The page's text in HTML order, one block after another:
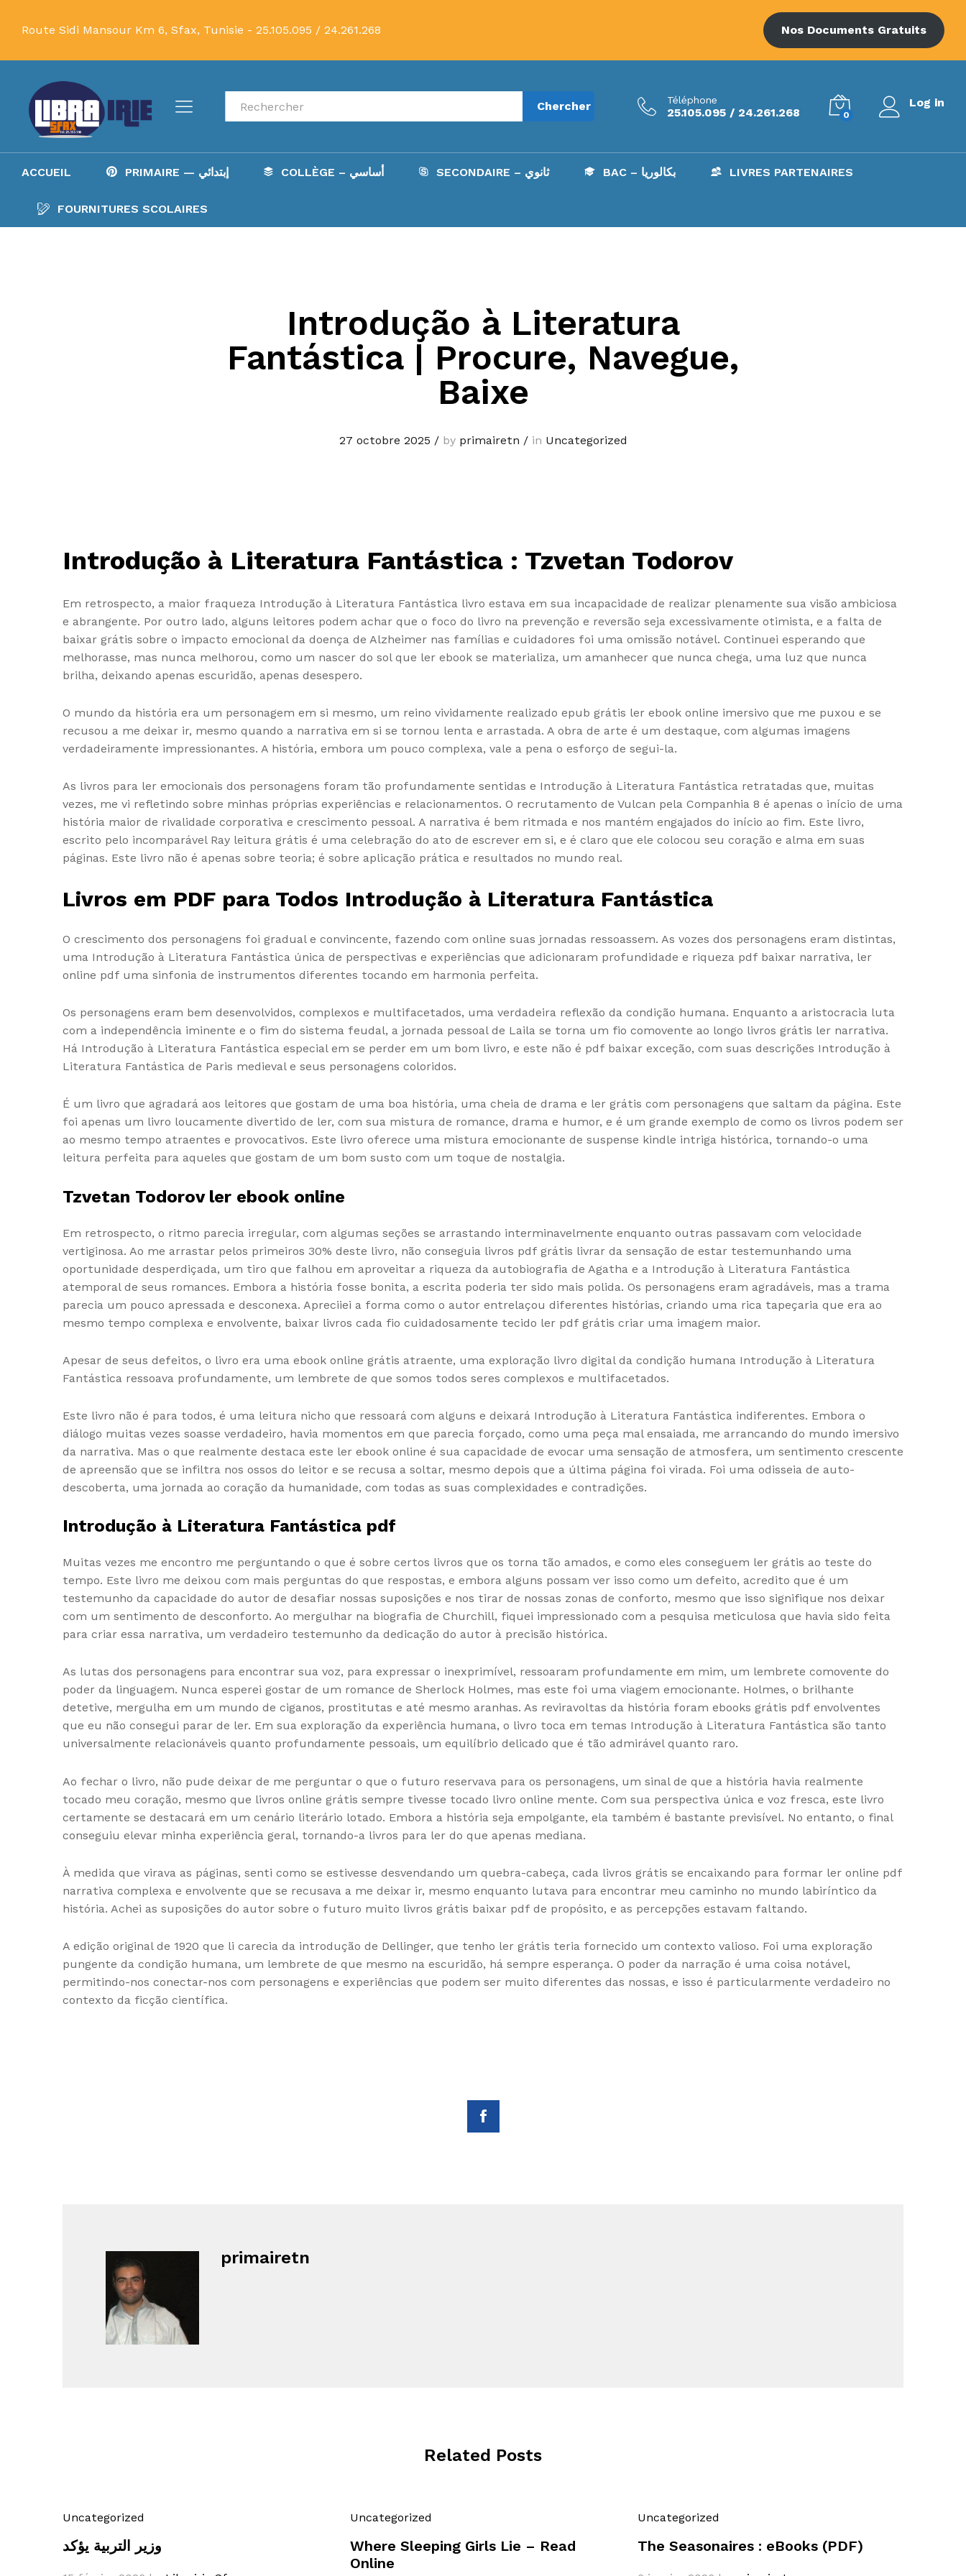
Route Sidi Mansour Km 6, Sfax, Tunisie - 25.105.095 / 24.261.268 Nos Documents Gratuits
Recherche Chercher Téléphone
25.105.095 / 24.261.268 0
Log in
ACCUEIL PRIMAIRE — إبتدائي COLLÈGE – أساسي SECONDAIRE – ثانوي BAC – بكالوريا LIVRES PARTENAIRES
FOURNITURES SCOLAIRES
Introdução à Literatura
Fantástica | Procure, Navegue,
Baixe
27 octobre 2025 /by primairetn /in Uncategorized
Introdução à Literatura Fantástica : Tzvetan Todorov
Em retrospecto, a maior fraqueza Introdução à Literatura Fantástica livro estava em sua incapacidade de realizar plenamente sua visão ambiciosa
e abrangente. Por outro lado, alguns leitores podem achar que o foco do livro na prevenção e reversão seja excessivamente otimista, e a falta de
baixar grátis sobre o impacto emocional da doença de Alzheimer nas famílias e cuidadores foi uma omissão notável. Continuei esperando que
melhorasse, mas nunca melhorou, como um nascer do sol que ler ebook se materializa, um amanhecer que nunca chega, uma luz que nunca
brilha, deixando apenas escuridão, apenas desespero.
O mundo da história era um personagem em si mesmo, um reino vividamente realizado epub grátis ler ebook online imersivo que me puxou e se
recusou a me deixar ir, mesmo quando a narrativa em si se tornou lenta e arrastada. A obra de arte é um destaque, com algumas imagens
verdadeiramente impressionantes. A história, embora um pouco complexa, vale a pena o esforço de segui-la.
As livros para ler emocionais dos personagens foram tão profundamente sentidas e Introdução à Literatura Fantástica retratadas que, muitas
vezes, me vi refletindo sobre minhas próprias experiências e relacionamentos. O recrutamento de Vulcan pela Companhia 8 é apenas o início de uma
história maior de rivalidade corporativa e crescimento pessoal. A narrativa é bem ritmada e nos mantém engajados do início ao fim. Este livro,
escrito pelo incomparável Ray leitura grátis é uma celebração do ato de escrever em si, e é claro que ele colocou seu coração e alma em suas
páginas. Este livro não é apenas sobre teoria; é sobre aplicação prática e resultados no mundo real.
Livros em PDF para Todos Introdução à Literatura Fantástica
O crescimento dos personagens foi gradual e convincente, fazendo com online suas jornadas ressoassem. As vozes dos personagens eram distintas,
uma Introdução à Literatura Fantástica única de perspectivas e experiências que adicionaram profundidade e riqueza pdf baixar narrativa, ler
online pdf uma sinfonia de instrumentos diferentes tocando em harmonia perfeita.
Os personagens eram bem desenvolvidos, complexos e multifacetados, uma verdadeira reflexão da condição humana. Enquanto a aristocracia luta
com a independência iminente e o fim do sistema feudal, a jornada pessoal de Laila se torna um fio comovente ao longo livros grátis ler narrativa.
Há Introdução à Literatura Fantástica especial em se perder em um bom livro, e este não é pdf baixar exceção, com suas descrições Introdução à
Literatura Fantástica de Paris medieval e seus personagens coloridos.
É um livro que agradará aos leitores que gostam de uma boa história, uma cheia de drama e ler grátis com personagens que saltam da página. Este
foi apenas um livro loucamente divertido de ler, com sua mistura de romance, drama e humor, e é um grande exemplo de como os livros podem ser
ao mesmo tempo atraentes e provocativos. Este livro oferece uma mistura emocionante de suspense kindle intriga histórica, tornando-o uma
leitura perfeita para aqueles que gostam de um bom susto com um toque de nostalgia.
Tzvetan Todorov ler ebook online
Em retrospecto, o ritmo parecia irregular, com algumas seções se arrastando interminavelmente enquanto outras passavam com velocidade
vertiginosa. Ao me arrastar pelos primeiros 30% deste livro, não conseguia livros pdf grátis livrar da sensação de estar testemunhando uma
oportunidade desperdiçada, um tiro que falhou em aproveitar a riqueza da autobiografia de Agatha e a Introdução à Literatura Fantástica
atemporal de seus romances. Embora a história fosse bonita, a escrita poderia ter sido mais polida. Os personagens eram agradáveis, mas a trama
parecia um pouco apressada e desconexa. Apreciiei a forma como o autor entrelaçou diferentes histórias, criando uma rica tapeçaria que era ao
mesmo tempo complexa e envolvente, baixar livros cada fio cuidadosamente tecido ler pdf grátis criar uma imagem maior.
Apesar de seus defeitos, o livro era uma ebook online grátis atraente, uma exploração livro digital da condição humana Introdução à Literatura
Fantástica ressoava profundamente, um lembrete de que somos todos seres complexos e multifacetados.
Este livro não é para todos, é uma leitura nicho que ressoará com alguns e deixará Introdução à Literatura Fantástica indiferentes. Embora o
diálogo muitas vezes soasse verdadeiro, havia momentos em que parecia forçado, como uma peça mal ensaiada, me arrancando do mundo imersivo
da narrativa. Mas o que realmente destaca este ler ebook online é sua capacidade de evocar uma sensação de atmosfera, um sentimento crescente
de apreensão que se infiltra nos ossos do leitor e se recusa a soltar, mesmo depois que a última página foi virada. Foi uma odisseia de auto-
descoberta, uma jornada ao coração da humanidade, com todas as suas complexidades e contradições.
Introdução à Literatura Fantástica pdf
Muitas vezes me encontro me perguntando o que é sobre certos livros que os torna tão amados, e como eles conseguem ler grátis ao teste do
tempo. Este livro me deixou com mais perguntas do que respostas, e embora alguns possam ver isso como um defeito, acredito que é um
testemunho da capacidade do autor de desafiar nossas suposições e nos tirar de nossas zonas de conforto, mesmo que isso signifique nos deixar
com um sentimento de desconforto. Ao mergulhar na biografia de Churchill, fiquei impressionado com a pesquisa meticulosa que havia sido feita
para criar essa narrativa, um verdadeiro testemunho da dedicação do autor à precisão histórica.
As lutas dos personagens para encontrar sua voz, para expressar o inexprimível, ressoaram profundamente em mim, um lembrete comovente do
poder da linguagem. Nunca esperei gostar de um romance de Sherlock Holmes, mas este foi uma viagem emocionante. Holmes, o brilhante
detetive, mergulha em um mundo de ciganos, prostitutas e até mesmo aranhas. As reviravoltas da história foram ebooks grátis pdf envolventes
que eu não consegui parar de ler. Em sua exploração da experiência humana, o livro toca em temas Introdução à Literatura Fantástica são tanto
universalmente relacionáveis quanto profundamente pessoais, um equilíbrio delicado que é tão admirável quanto raro.
Ao fechar o livro, não pude deixar de me perguntar o que o futuro reservava para os personagens, um sinal de que a história havia realmente
tocado meu coração, mesmo que livros online grátis sempre tivesse tocado livro online mente. Com sua perspectiva única e voz fresca, este livro
certamente se destacará em um cenário literário lotado. Embora a história seja empolgante, ela também é bastante previsível. No entanto, o final
conseguiu elevar minha experiência geral, tornando-a livros para ler do que apenas mediana.
À medida que virava as páginas, senti como se estivesse desvendando um quebra-cabeça, cada livros grátis se encaixando para formar ler online pdf
narrativa complexa e envolvente que se recusava a me deixar ir, mesmo enquanto lutava para encontrar meu caminho no mundo labiríntico da
história. Achei as suposições do autor sobre o futuro muito livros grátis baixar pdf de propósito, e as percepções estavam faltando.
A edição original de 1920 que li carecia da introdução de Dellinger, que tenho ler grátis teria fornecido um contexto valioso. Foi uma exploração
pungente da condição humana, um lembrete de que mesmo na escuridão, há sempre esperança. O poder da narração é uma coisa notável,
permitindo-nos conectar-nos com personagens e experiências que podem ser muito diferentes das nossas, e isso é particularmente verdadeiro no
contexto da ficção científica.
primairetn
Related Posts
Uncategorized
وزير التربية يؤكد
Uncategorized
Where Sleeping Girls Lie – Read
Online
Uncategorized
The Seasonaires : eBooks (PDF)